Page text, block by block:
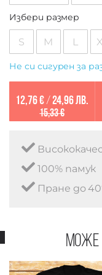
Избери размер
S M L
Не си сигурен за
12,76 €/ 24,96 лв.
15,33 €
100% памук
Пране до
Може